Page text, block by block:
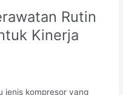
Rutin
Kinerja
jenis kompresor yang